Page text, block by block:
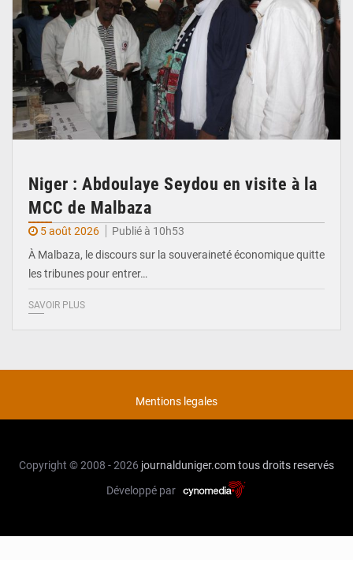
Niger : Abdoulaye Seydou en visite à la
MCC de Malbaza
5 août 2026
Publié à 10h53
À Malbaza, le discours sur la souveraineté économique quitte
les tribunes pour entrer…
SAVOIR PLUS
Mentions legales
Copyright © 2008 - 2026 journalduniger.comtous droits reservés
Développé par